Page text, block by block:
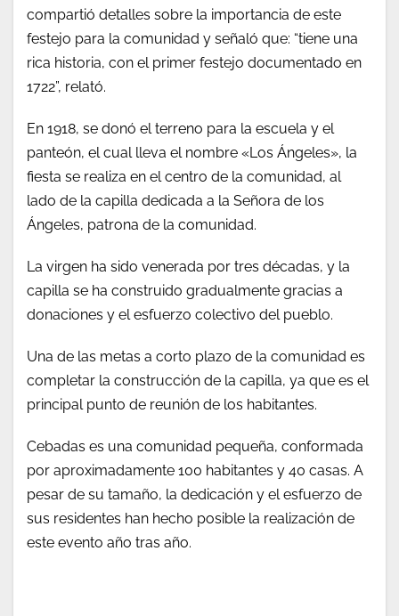
compartió detalles sobre la importancia de este
festejo para la comunidad y señaló que: “tiene una
rica historia, con el primer festejo documentado en
1722”, relató.
En 1918, se donó el terreno para la escuela y el
panteón, el cual lleva el nombre «Los Ángeles», la
fiesta se realiza en el centro de la comunidad, al
lado de la capilla dedicada a la Señora de los
Ángeles, patrona de la comunidad.
La virgen ha sido venerada por tres décadas, y la
capilla se ha construido gradualmente gracias a
donaciones y el esfuerzo colectivo del pueblo.
Una de las metas a corto plazo de la comunidad es
completar la construcción de la capilla, ya que es el
principal punto de reunión de los habitantes.
Cebadas es una comunidad pequeña, conformada
por aproximadamente 100 habitantes y 40 casas. A
pesar de su tamaño, la dedicación y el esfuerzo de
sus residentes han hecho posible la realización de
este evento año tras año.